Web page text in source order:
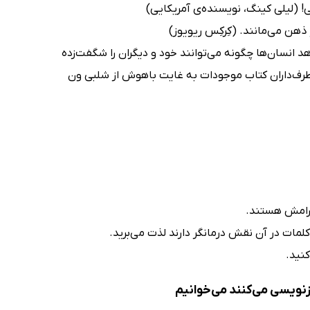
(لیلی کینگ، نویسنده‌ی آمریکایی)
ذهن می‌مانند. (کِرکِس ریویوز)
چگونه می‌توانند خود و دیگران را شگفت‌زده
طرف‌داران کتاب موجودات به غایت باهوش از شلبی ون
هستند.
در آن نقش درمانگر دارند لذت می‌برید.
می‌کنند می‌خوانیم